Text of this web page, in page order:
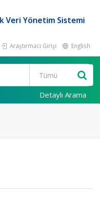
Veri Yönetim Sistemi
Araştırmacı Girişi English
Detaylı Arama